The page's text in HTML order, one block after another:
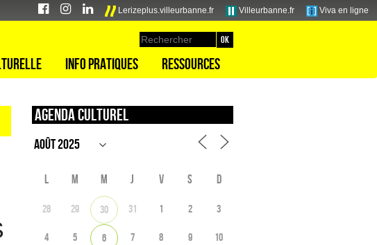
Lerizeplus.villeurbanne.fr Villeurbanne.fr Viva en ligne
Info pratiques Ressources
Agenda culturel
L M M J V S D
28 29 30 31 1 2 3
4 5 6 7 8 9 10